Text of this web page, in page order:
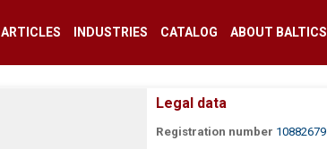
ARTICLES INDUSTRIES CATALOG ABOUT BALTICS
Legal data
Registration number 10882679